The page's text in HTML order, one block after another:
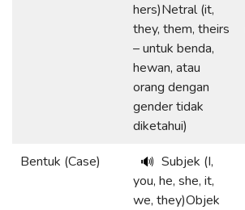
hers)Netral (it,
they, them, theirs
– untuk benda,
hewan, atau
orang dengan
gender tidak
diketahui)
Bentuk (Case) 🔊 Subjek (I,
you, he, she, it,
we, they)Objek